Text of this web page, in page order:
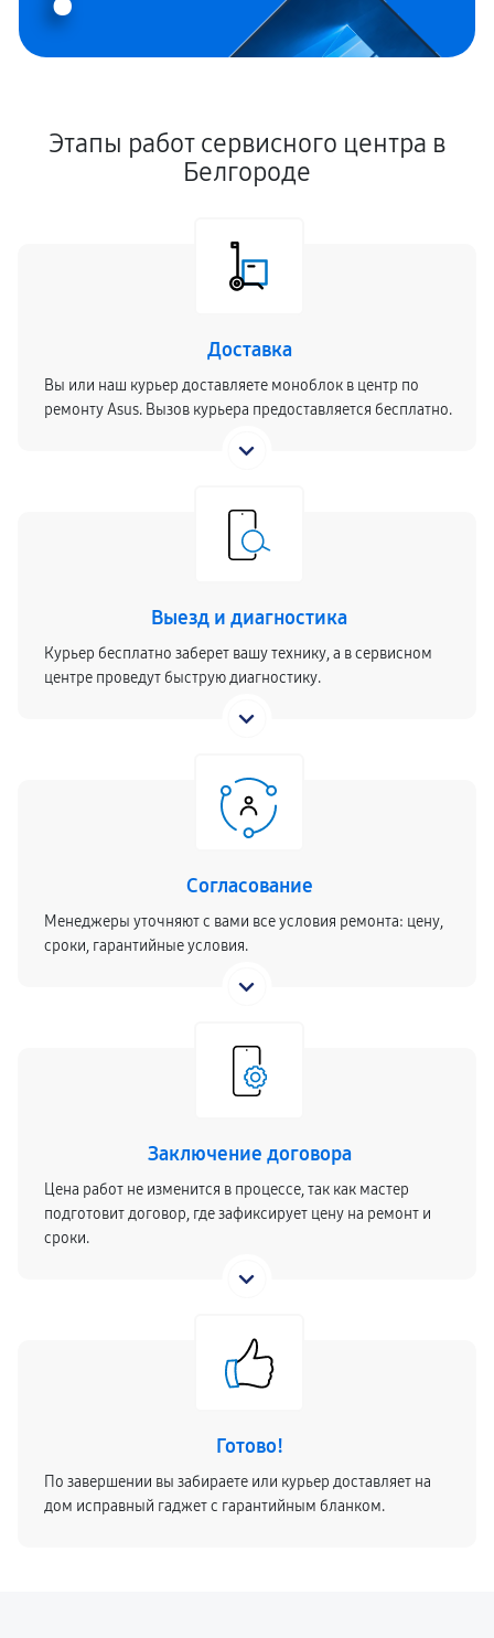
Этапы работ сервисного центра в
Белгороде
Доставка
Вы или наш курьер доставляете моноблок в центр по
ремонту Asus. Вызов курьера предоставляется бесплатно.
Выезд и диагностика
Курьер бесплатно заберет вашу технику, а в сервисном
центре проведут быструю диагностику.
Согласование
Менеджеры уточняют с вами все условия ремонта: цену,
сроки, гарантийные условия.
Заключение договора
Цена работ не изменится в процессе, так как мастер
подготовит договор, где зафиксирует цену на ремонт и
сроки.
Готово!
По завершении вы забираете или курьер доставляет на
дом исправный гаджет с гарантийным бланком.